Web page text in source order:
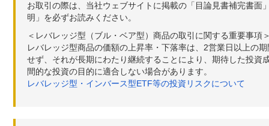
お取引の際は、当社ウェブサイトに掲載の「目論見書補完書
明」を必ずお読みください。
＜レバレッジ型（ブル・ベア型）商品の取引に関する重要事項
レバレッジ型商品の価額の上昇率・下落率は、2営業日以上の
せず、それが長期にわたり継続することにより、期待した投
間的な投資の目的に適合しない場合があります。
レバレッジ型・インバース型ETF等の投資リスクについて